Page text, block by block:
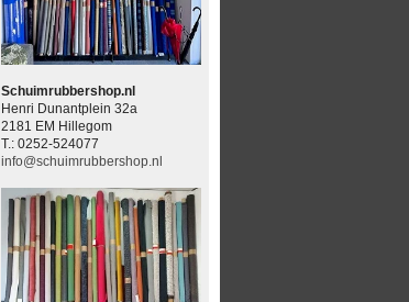
Schuimrubbershop.nl
Henri Dunantplein 32a
2181 EM Hillegom
T.: 0252-524077
info@schuimrubbershop.nl